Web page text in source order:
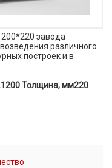
завода
различного
построек и в
Толщина, мм220